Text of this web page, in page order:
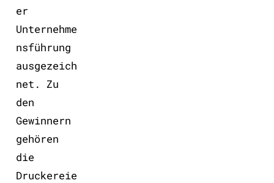
er
Unternehme
nsführung
ausgezeich
net. Zu
den
Gewinnern
gehören
die
Druckereie